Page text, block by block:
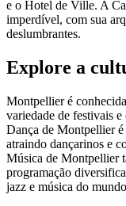
e o Hotel de Ville. A
imperdível, com sua
deslumbrantes.
Explore a
Montpellier é
variedade de festivais
Dança de Montpellier
atraindo dançarinos e
Música de Montpellier
programação
jazz e música do